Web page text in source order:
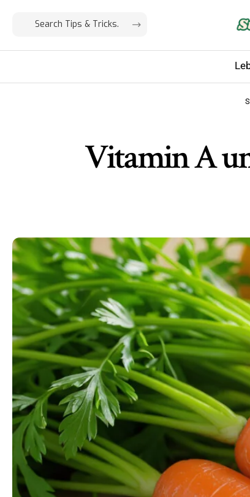
Vitamin A